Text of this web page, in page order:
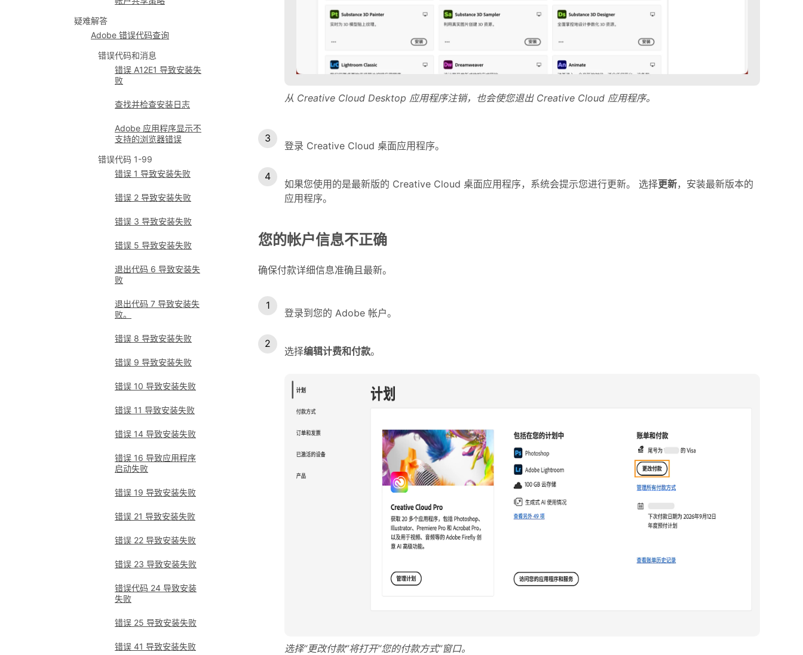
疑难解答
Adobe 错误代码查询
错误代码和消息
错误 A12E1 导致安装失
败
查找并检查安装日志
Adobe 应用程序显示不
支持的浏览器错误
错误代码 1-99
错误 1 导致安装失败
错误 2 导致安装失败
错误 3 导致安装失败
错误 5 导致安装失败
退出代码 6 导致安装失
败
退出代码 7 导致安装失
败。
错误 8 导致安装失败
错误 9 导致安装失败
错误 10 导致安装失败
错误 11 导致安装失败
错误 14 导致安装失败
错误 16 导致应用程序
启动失败
错误 19 导致安装失败
错误 21 导致安装失败
错误 22 导致安装失败
错误 23 导致安装失败
错误代码 24 导致安装
失败
错误 25 导致安装失败
错误 41 导致安装失败
从 Creative Cloud Desktop 应用程序注销，也会使您退出 Creative Cloud 应用程序。
登录 Creative Cloud 桌面应用程序。
如果您使用的是最新版的 Creative Cloud 桌面应用程序，系统会提示您进行更新。 选择更新，安装最新版本的
应用程序。
您的帐户信息不正确
确保付款详细信息准确且最新。
登录到您的 Adobe 帐户。
选择编辑计费和付款。
选择“更改付款”将打开“您的付款方式”窗口。